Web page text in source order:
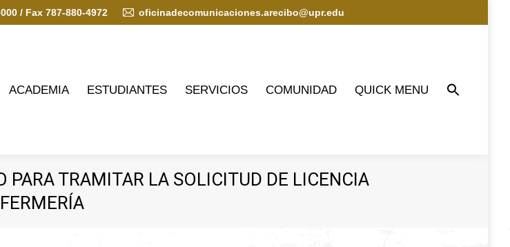
/ Fax 787-880-4972 oficinadecomunicaciones.arecibo@upr.edu
ACADEMIA ESTUDIANTES SERVICIOS COMUNIDAD QUICK MENU
PARA TRAMITAR LA SOLICITUD DE LICENCIA
ESTUDIANTES COMUNIDAD